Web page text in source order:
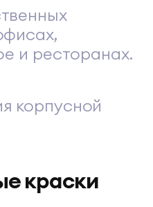
и ресторанах.
корпусной
краски